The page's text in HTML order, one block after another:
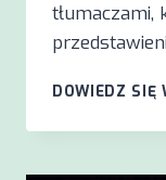
DOWIEDZ SIĘ